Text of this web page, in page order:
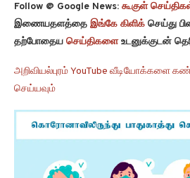
Follow @ Google News: கூகுள்
இணையதளத்தை இங்கே கிளிக் செய்து
தற்போதைய செய்திகளைஉடனுக்குடன்
அறிவியல்புரம் YouTube வீடியோக்களை
செய்யவும்